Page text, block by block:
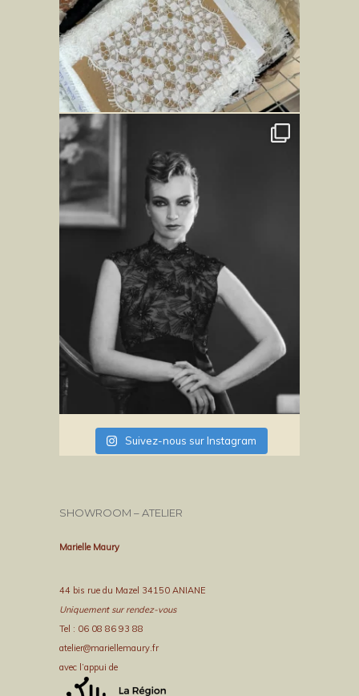
Suivez-nous sur Instagram
SHOWROOM – ATELIER
Marielle Maury
44 bis rue du Mazel 34150 ANIANE
Uniquement sur rendez-vous
Tel : 06 08 86 93 88
atelier@mariellemaury.fr
avec l’appui de